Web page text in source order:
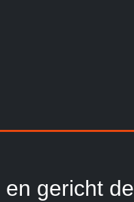
gericht de